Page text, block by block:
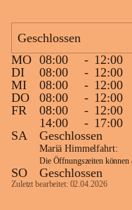
Geschlossen
MO 08:00 - 12:00
DI
08:00 - 12:00
MI
08:00 - 12:00
DO
08:00 - 12:00
FR
08:00 - 12:00
14:00
- 17:00
SA
Geschlossen
Mariä Himmelfahrt:
Die Öffnungszeiten können
SO Geschlossen
Zuletzt bearbeitet: 02.04.2026